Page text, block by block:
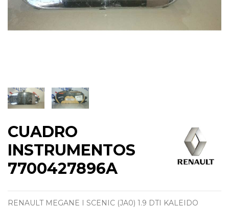
CUADRO
INSTRUMENTOS
7700427896A
RENAULT MEGANE I SCENIC (JA0) 1.9 DTI KALEIDO